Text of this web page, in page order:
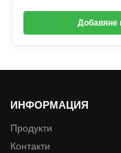
Добавяне
ИНФОРМАЦИЯ
Продукти
Контакти